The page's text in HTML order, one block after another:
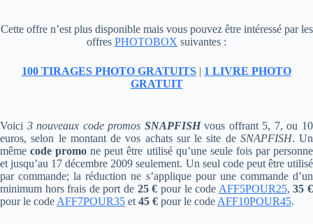
Cette offre n’est plus disponible mais vous pouvez être intéressé par les
offres PHOTOBOX suivantes :
100 TIRAGES PHOTO GRATUITS | 1 LIVRE PHOTO
GRATUIT
Voici 3 nouveaux code promos SNAPFISHvous offrant 5, 7, ou 10
euros, selon le montant de vos achats sur le site de SNAPFISH. Un
mêmecode promo ne peut être utilisé qu’une seule fois par personne
et jusqu’au 17 décembre 2009 seulement. Un seul code peut être utilisé
par commande; la réduction ne s’applique pour une commande d’un
minimum hors frais de port de 25 € pour le code AFF5POUR25,35 €
pour le code AFF7POUR35 et 45 € pour le code AFF10POUR45.